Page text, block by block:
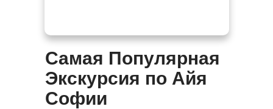
Самая Популярная
Экскурсия по Айя
Софии